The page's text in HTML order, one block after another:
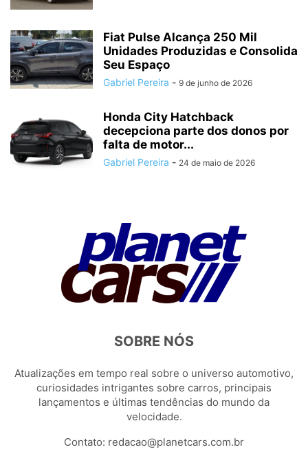
Fiat Pulse Alcança 250 Mil
Unidades Produzidas e Consolida
Seu Espaço
Gabriel Pereira - 9 de junho de 2026
Honda City Hatchback
decepciona parte dos donos por
falta de motor...
Gabriel Pereira - 24 de maio de 2026
SOBRE NÓS
Atualizações em tempo real sobre o universo automotivo,
curiosidades intrigantes sobre carros, principais
lançamentos e últimas tendências do mundo da
velocidade.
Contato: redacao@planetcars.com.br